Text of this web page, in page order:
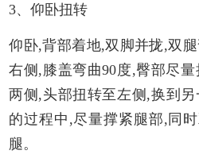
3、仰卧扭转
仰卧,背部着地,双脚并拢,双
右侧,膝盖弯曲90度,臀部尽
两侧,头部扭转至左侧,换到
的过程中,尽量撑紧腿部,同
腿。